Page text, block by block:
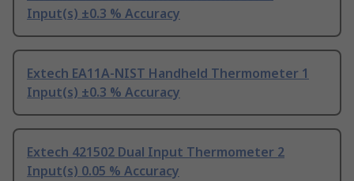
Input(s) ±0.3 % Accuracy
Extech EA11A-NIST Handheld Thermometer 1
Input(s) ±0.3 % Accuracy
Extech 421502 Dual Input Thermometer 2
Input(s) 0.05 % Accuracy